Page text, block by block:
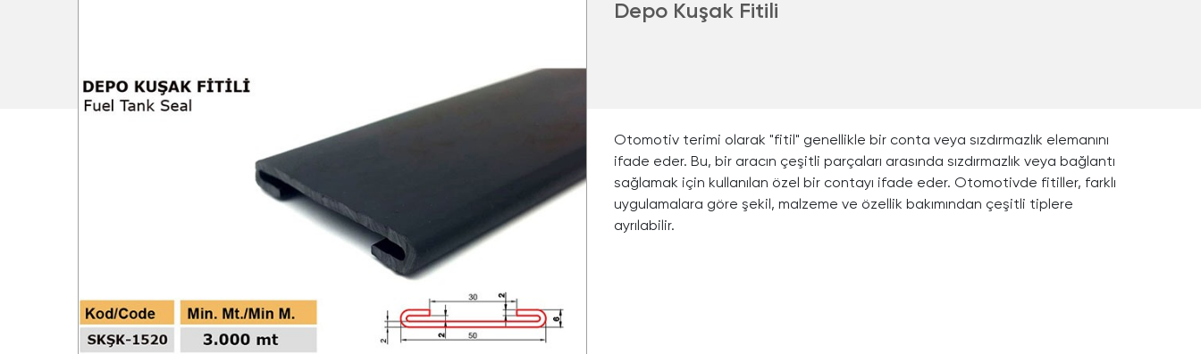
Depo Kuşak Fitili
Otomotiv terimi olarak "fitil" genellikle bir conta veya sızdırmazlık elemanını
ifade eder. Bu, bir aracın çeşitli parçaları arasında sızdırmazlık veya bağlantı
sağlamak için kullanılan özel bir contayı ifade eder. Otomotivde fitiller, farklı
uygulamalara göre şekil, malzeme ve özellik bakımından çeşitli tiplere
ayrılabilir.